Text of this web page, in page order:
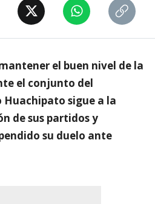
el buen nivel de la
el conjunto del
sigue a la
de sus partidos y
su duelo ante